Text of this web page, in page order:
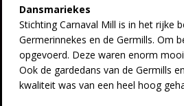
Dansmariekes
Stichting Carnaval Mill is in het rijke
Germerinnekes en de Germills. Om
opgevoerd. Deze waren enorm
Ook de gardedans van de Germills
kwaliteit was van een heel hoog